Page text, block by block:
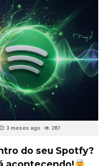
3 meses ago 287
do seu Spotfy?